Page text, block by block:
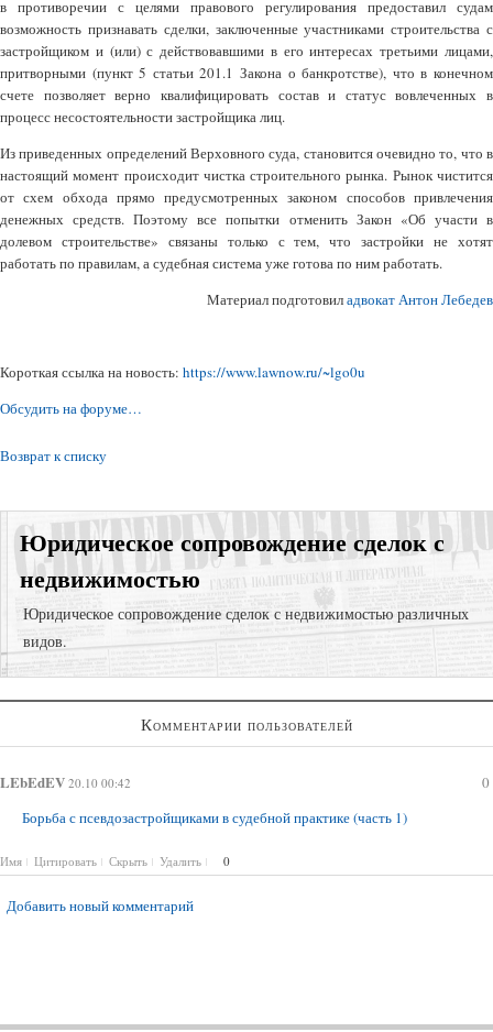
в противоречии с целями правового регулирования предоставил судам
возможность признавать сделки, заключенные участниками строительства с
застройщиком и (или) с действовавшими в его интересах третьими лицами,
притворными (пункт 5 статьи 201.1 Закона о банкротстве), что в конечном
счете позволяет верно квалифицировать состав и статус вовлеченных в
процесс несостоятельности застройщика лиц.
Из приведенных определений Верховного суда, становится очевидно то, что в
настоящий момент происходит чистка строительного рынка. Рынок чистится
от схем обхода прямо предусмотренных законом способов привлечения
денежных средств. Поэтому все попытки отменить Закон «Об участи в
долевом строительстве» связаны только с тем, что застройки не хотят
работать по правилам, а судебная система уже готова по ним работать.
Материал подготовиладвокат Антон Лебедев
Короткая ссылка на новость: https://www.lawnow.ru/~lgo0u
Обсудить на форуме…
Возврат к списку
Юридическое сопровождение сделок с
недвижимостью
Юридическое сопровождение сделок с недвижимостью различных
видов.
Суд за самовольную постройку;
Юридическая проверка объекта недвижимости для сделки;
Комментарии пользователей
0
LEbEdEV 20.10 00:42
Борьба с псевдозастройщиками в судебной практике (часть 1)
Имя Цитировать Скрыть Удалить 0
Добавить новый комментарий